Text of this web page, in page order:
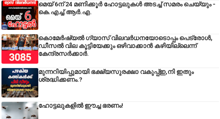
മെയ് 6ന് 24 മണിക്കൂർ ഹോട്ടലുകൾ അടച്ച് സമരം ചെയ്യും -
കെ.എച്ച്.ആർ.എ.
കൊമേർഷ്യൽ ഗ്യാസ് വിലവർധനയോടൊപ്പം പെട്രോൾ,
ഡീസല്‍ വില കൂട്ടിയേക്കും ഒഴിവാക്കാന്‍ കഴിയില്ലെന്ന്
കേന്ദ്രസര്‍ക്കാര്‍.
മുന്നറിയിപ്പുമായി ഭക്ഷ്യസുരക്ഷാ വകുപ്പ്ഇ,നി ഇതും
ശ്രദ്ധിക്കണം.?
ഹോട്ടലുകളിൽ ഈച്ച ഭരണം!